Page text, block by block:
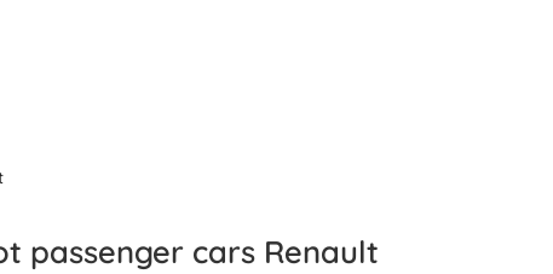
passenger cars Renault